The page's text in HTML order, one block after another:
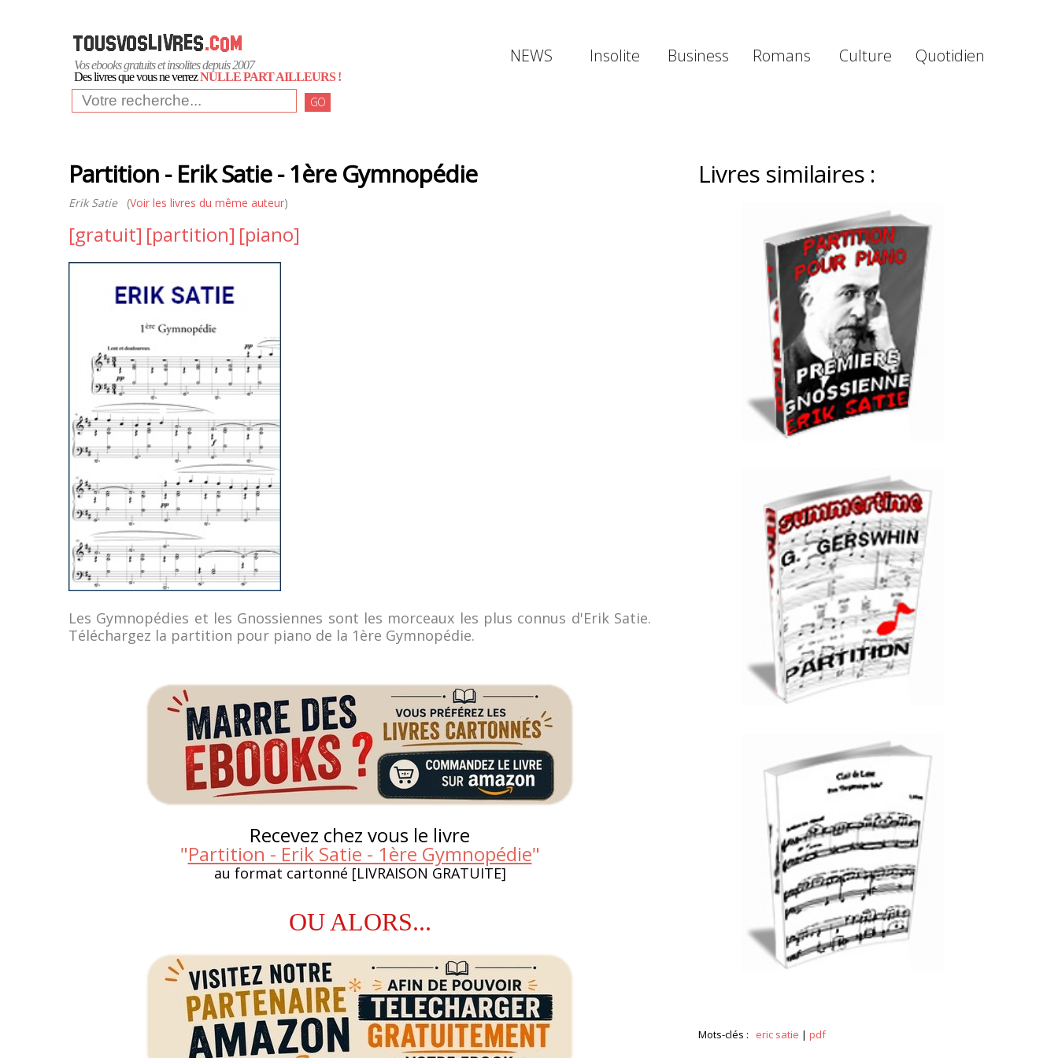
Vos ebooks gratuits et insolites depuis 2007
Des livres que vous ne verrezNULLE PART AILLEURS !
GO
NEWS Insolite Business Romans Culture Quotidien
Partition - Erik Satie - 1ère Gymnopédie
Erik Satie(Voir les livres du même auteur)
[gratuit] [partition] [piano]
Les Gymnopédies et les Gnossiennes sont les morceaux les plus connus d'Erik Satie.
Téléchargez la partition pour piano de la 1ère Gymnopédie.
Recevez chez vous le livre
"Partition - Erik Satie - 1ère Gymnopédie"
au format cartonné [LIVRAISON GRATUITE]
OU ALORS...
Livres similaires :
Mots-clés : eric satie | pdf